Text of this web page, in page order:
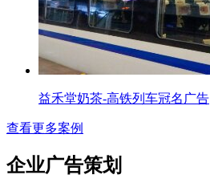
益禾堂奶茶-高铁列车冠名广告
查看更多案例
企业广告策划